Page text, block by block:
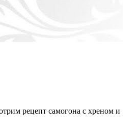
рецепт самогона с хреном и